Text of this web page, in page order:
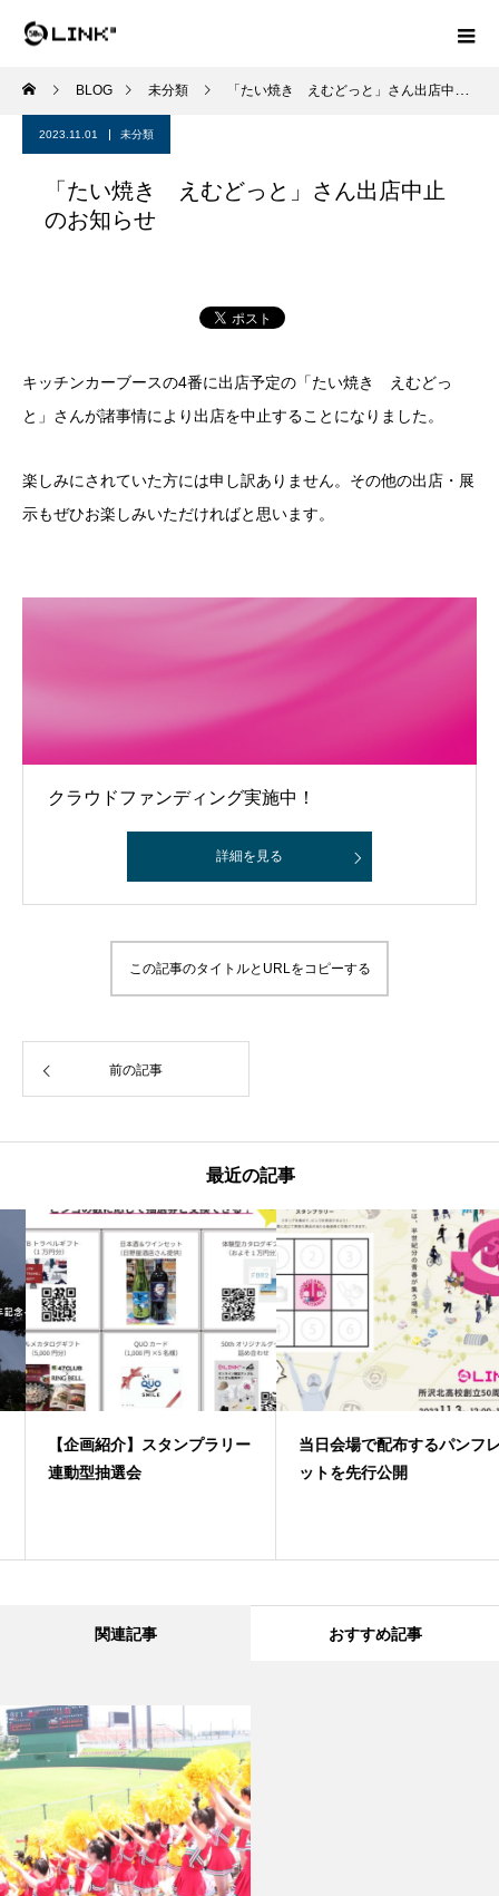
BLOG 未分類 「たい焼き えむどっと」さん出店中止のお知らせ
2023.11.01 未分類
「たい焼き えむどっと」さん出店中止
のお知らせ
キッチンカーブースの4番に出店予定の「たい焼き えむどっ
と」さんが諸事情により出店を中止することになりました。
楽しみにされていた方には申し訳ありません。その他の出店・展
示もぜひお楽しみいただければと思います。
クラウドファンディング実施中！
詳細を見る
この記事のタイトルとURLをコピーする
前の記事
最近の記事
【企画紹介】スタンプラリー
連動型抽選会
当日会場で配布するパンフレ
ットを先行公開
関連記事 おすすめ記事